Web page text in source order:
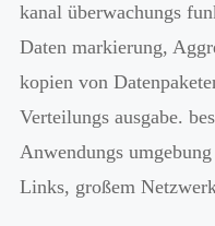
kanal überwachungs
Daten markierung,
kopien von
Verteilungs ausgabe.
Anwendungs
Links, großem